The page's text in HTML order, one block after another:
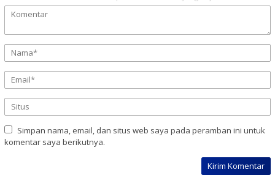
Simpan nama, email, dan situs web saya pada peramban ini untuk
komentar saya berikutnya.